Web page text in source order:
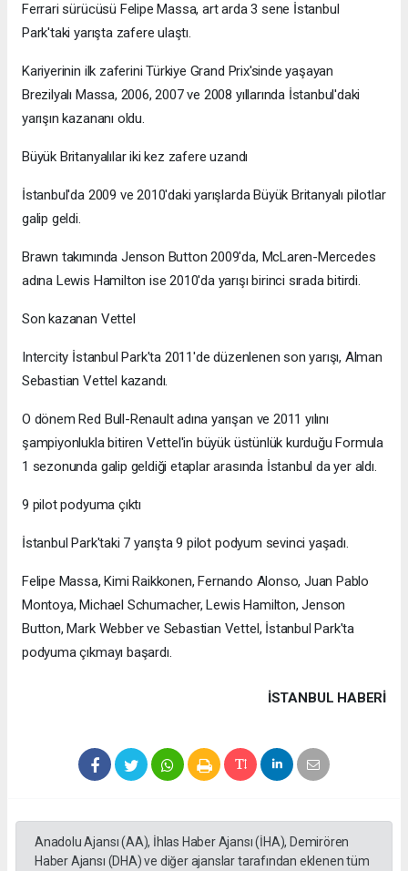
Ferrari sürücüsü Felipe Massa, art arda 3 sene İstanbul
Park'taki yarışta zafere ulaştı.
Kariyerinin ilk zaferini Türkiye Grand Prix'sinde yaşayan
Brezilyalı Massa, 2006, 2007 ve 2008 yıllarında İstanbul'daki
yarışın kazananı oldu.
Büyük Britanyalılar iki kez zafere uzandı
İstanbul'da 2009 ve 2010'daki yarışlarda Büyük Britanyalı pilotlar
galip geldi.
Brawn takımında Jenson Button 2009'da, McLaren-Mercedes
adına Lewis Hamilton ise 2010'da yarışı birinci sırada bitirdi.
Son kazanan Vettel
Intercity İstanbul Park'ta 2011'de düzenlenen son yarışı, Alman
Sebastian Vettel kazandı.
O dönem Red Bull-Renault adına yarışan ve 2011 yılını
şampiyonlukla bitiren Vettel'in büyük üstünlük kurduğu Formula
1 sezonunda galip geldiği etaplar arasında İstanbul da yer aldı.
9 pilot podyuma çıktı
İstanbul Park'taki 7 yarışta 9 pilot podyum sevinci yaşadı.
Felipe Massa, Kimi Raikkonen, Fernando Alonso, Juan Pablo
Montoya, Michael Schumacher, Lewis Hamilton, Jenson
Button, Mark Webber ve Sebastian Vettel, İstanbul Park'ta
podyuma çıkmayı başardı.
İSTANBUL HABERİ
Anadolu Ajansı (AA), İhlas Haber Ajansı (İHA), Demirören
Haber Ajansı (DHA) ve diğer ajanslar tarafından eklenen tüm